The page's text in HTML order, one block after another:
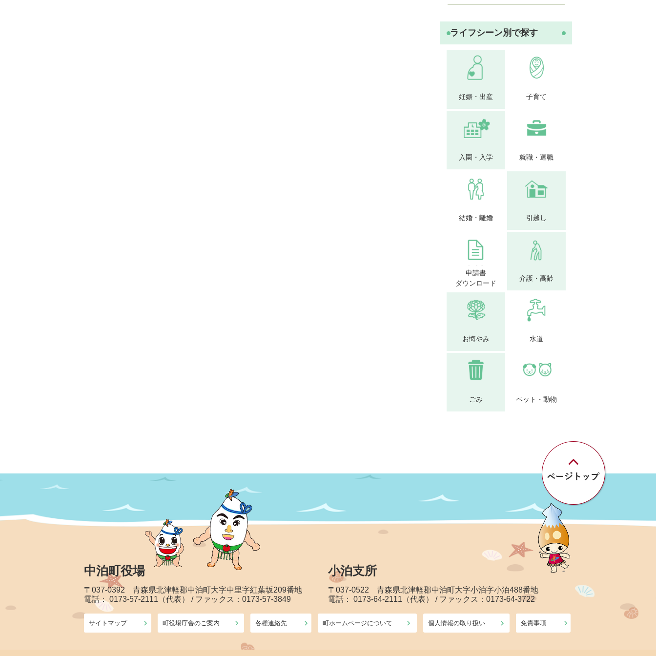
ライフシーン別で探す
妊娠・出産 子育て
入園・入学 就職・退職
結婚・離婚 引越し
申請書
ダウンロード
介護・高齢
お悔やみ 水道
ごみ ペット・動物
中泊町役場
〒037-0392 青森県北津軽郡中泊町大字中里字紅葉坂209番地
電話： 0173-57-2111（代表） / ファックス：0173-57-3849
小泊支所
〒037-0522 青森県北津軽郡中泊町大字小泊字小泊488番地
電話： 0173-64-2111（代表） / ファックス：0173-64-3722
サイトマップ 町役場庁舎のご案内 各種連絡先 町ホームページについて 個人情報の取り扱い 免責事項